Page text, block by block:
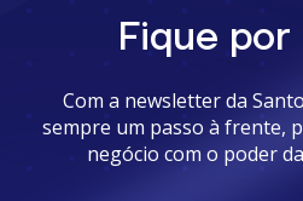
Fique
Com a newsletter da
sempre um passo à frente,
negócio com o poder